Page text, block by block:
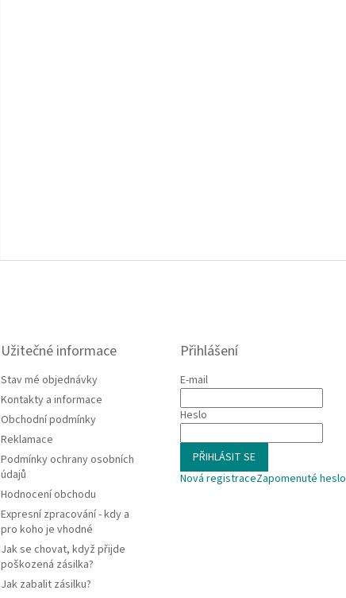
Užitečné informace
Stav mé objednávky
Kontakty a informace
Obchodní podmínky
Reklamace
Podmínky ochrany osobních
údajů
Hodnocení obchodu
Expresní zpracování - kdy a
pro koho je vhodné
Jak se chovat, když přijde
poškozená zásilka?
Jak zabalit zásilku?
Přihlášení
E-mail
Heslo
PŘIHLÁSIT SE
Nová registraceZapomenuté heslo